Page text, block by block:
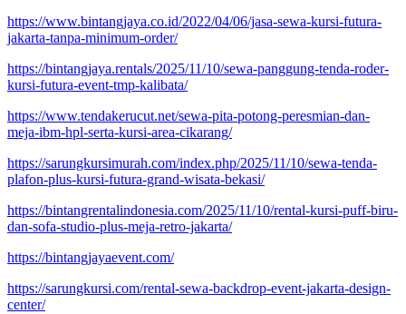
https://www.bintangjaya.co.id/2022/04/06/jasa-sewa-kursi-futura-
jakarta-tanpa-minimum-order/
https://bintangjaya.rentals/2025/11/10/sewa-panggung-tenda-roder-
kursi-futura-event-tmp-kalibata/
https://www.tendakerucut.net/sewa-pita-potong-peresmian-dan-
meja-ibm-hpl-serta-kursi-area-cikarang/
https://sarungkursimurah.com/index.php/2025/11/10/sewa-tenda-
plafon-plus-kursi-futura-grand-wisata-bekasi/
https://bintangrentalindonesia.com/2025/11/10/rental-kursi-puff-biru-
dan-sofa-studio-plus-meja-retro-jakarta/
https://bintangjayaevent.com/
https://sarungkursi.com/rental-sewa-backdrop-event-jakarta-design-
center/